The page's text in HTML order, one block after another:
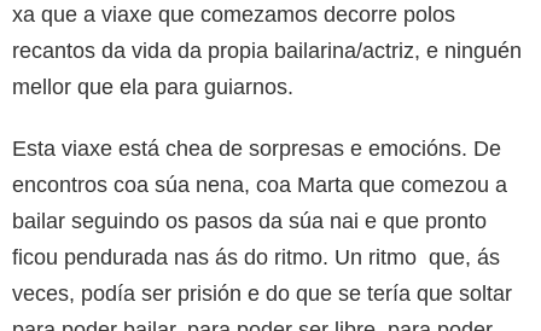
xa que a viaxe que comezamos decorre polos
recantos da vida da propia bailarina/actriz, e ninguén
mellor que ela para guiarnos.
Esta viaxe está chea de sorpresas e emocións. De
encontros coa súa nena, coa Marta que comezou a
bailar seguindo os pasos da súa nai e que pronto
ficou pendurada nas ás do ritmo. Un ritmo que, ás
veces, podía ser prisión e do que se tería que soltar